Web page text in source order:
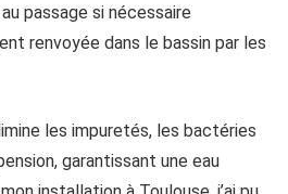
passage si nécessaire
renvoyée dans le bassin par les
les impuretés, les bactéries
garantissant une eau